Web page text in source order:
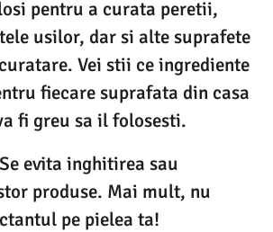
pentru a curata peretii,
usilor, dar si alte suprafete
Vei stii ce ingrediente
fiecare suprafata din casa
fi greu sa il folosesti.
evita inghitirea sau
produse. Mai mult, nu
pe pielea ta!